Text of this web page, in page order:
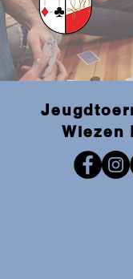
Wiezen